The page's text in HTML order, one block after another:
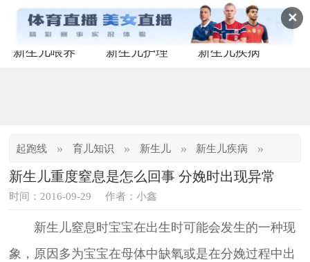
✕
新生儿喂养 新生儿护理 新生儿疾病
起跑线 » 育儿知识 » 新生儿 » 新生儿疾病 »
新生儿重度窒息是怎么回事 分娩时出现异常
时间：2016-09-29 作者：小鑫
新生儿窒息时宝宝在出生时可能会发生的一种现
象，原因多为宝宝在母体中缺氧或是在分娩过程中出